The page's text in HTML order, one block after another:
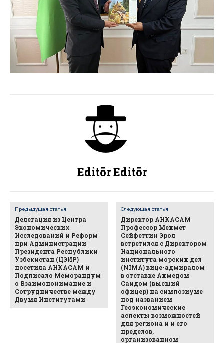
Editör Editör
Предыдущая статья
Делегация из Центрa
Экономических
Исследований и Реформ
при Администрации
Президента Республики
Узбекистан (ЦЭИР)
посетилa АНКАСАМ и
Подписало Меморандум
о Взаимопонимание и
Сотрудничестве между
Двумя Институтами
Следующая статья
Директор АНКАСАМ
Профессор Мехмет
Сейфеттин Эрол
встретился с Директором
Национального
института морских дел
(NIMA) вице-адмиралом
в отставке Ахмедом
Саидом (высший
офицер) на симпозиуме
под названием
Геоэкономические
аспекты возможностей
для региона и и его
пределов,
организованном